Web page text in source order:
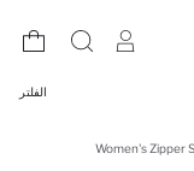
الفلتر
Women's Zipper